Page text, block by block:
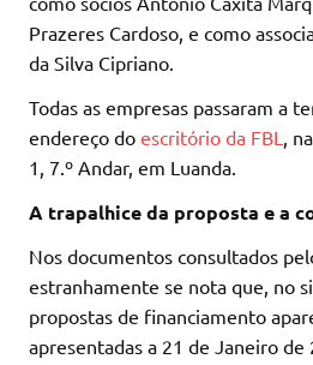
Prazeres Cardoso, e como
da Silva Cipriano.
Todas as empresas passaram a
endereço do escritório da FBL
,
1, 7.º Andar, em Luanda.
A trapalhice da proposta e a
Nos documentos consultados
estranhamente se nota que, no
propostas de financiamento
apresentadas a 21 de Janeiro